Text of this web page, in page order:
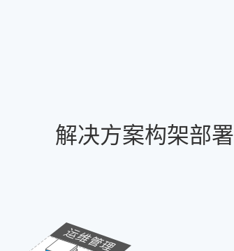
解决方案构架部署